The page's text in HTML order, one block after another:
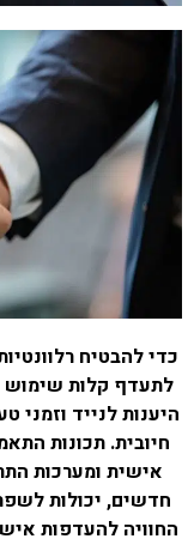
כדי להבטיח
לתעדף קלות שימוש
היענות לנייד וזמני
חיובית. תכונות
אישית ומערכות
חדשים, יכולות
החוויה להעדפות